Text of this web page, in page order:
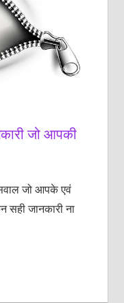
जो आपकी
जो आपके एवं
जानकारी ना